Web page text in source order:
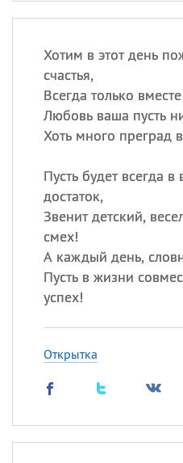
Хотим в этот день
счастья,
Всегда только
Любовь ваша пусть
Хоть много преград
Пусть будет всегда
достаток,
Звенит детский,
смех!
А каждый день,
Пусть в жизни
успех!
Открытка